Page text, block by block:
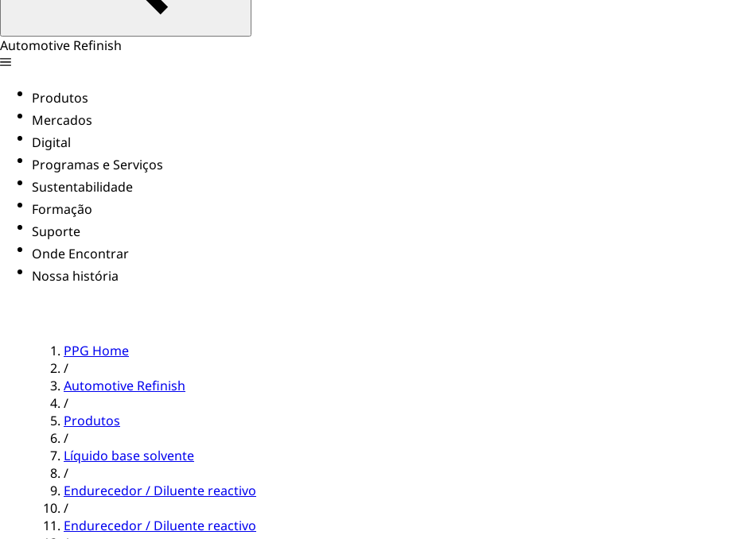
Automotive Refinish
Produtos
Mercados
Digital
Programas e Serviços
Sustentabilidade
Formação
Suporte
Onde Encontrar
Nossa história
PPG Home
/
Automotive Refinish
/
Produtos
/
Líquido base solvente
/
Endurecedor / Diluente reactivo
/
Endurecedor / Diluente reactivo